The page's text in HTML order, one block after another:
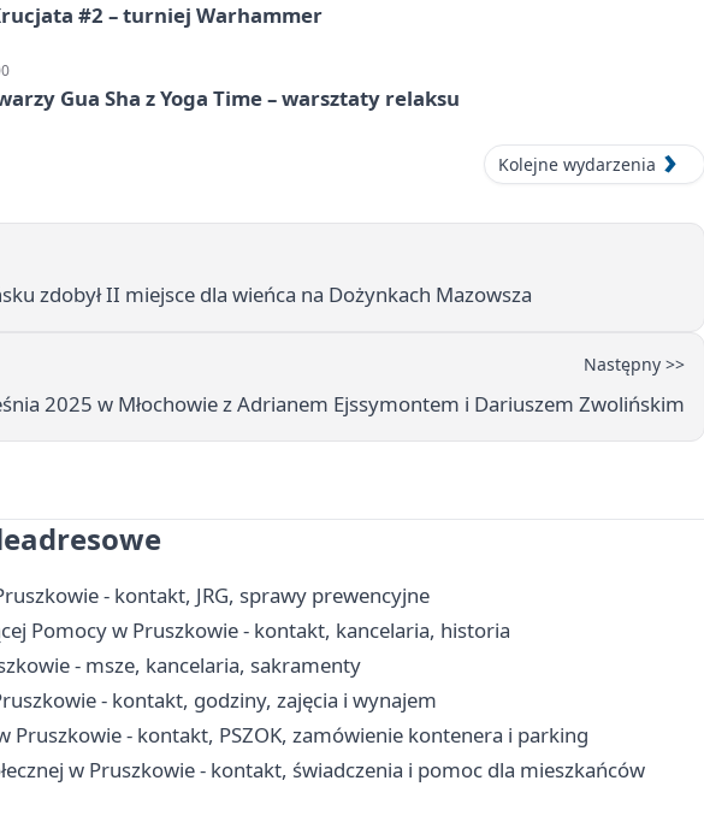
#2 – turniej Warhammer
Gua Sha z Yoga Time – warsztaty relaksu
Kolejne wydarzenia
zdobył II miejsce dla wieńca na Dożynkach Mazowsza
Następny >>
2025 w Młochowie z Adrianem Ejssymontem i Dariuszem Zwolińskim
- kontakt, JRG, sprawy prewencyjne
Pomocy w Pruszkowie - kontakt, kancelaria, historia
- msze, kancelaria, sakramenty
- kontakt, godziny, zajęcia i wynajem
Pruszkowie - kontakt, PSZOK, zamówienie kontenera i parking
w Pruszkowie - kontakt, świadczenia i pomoc dla mieszkańców